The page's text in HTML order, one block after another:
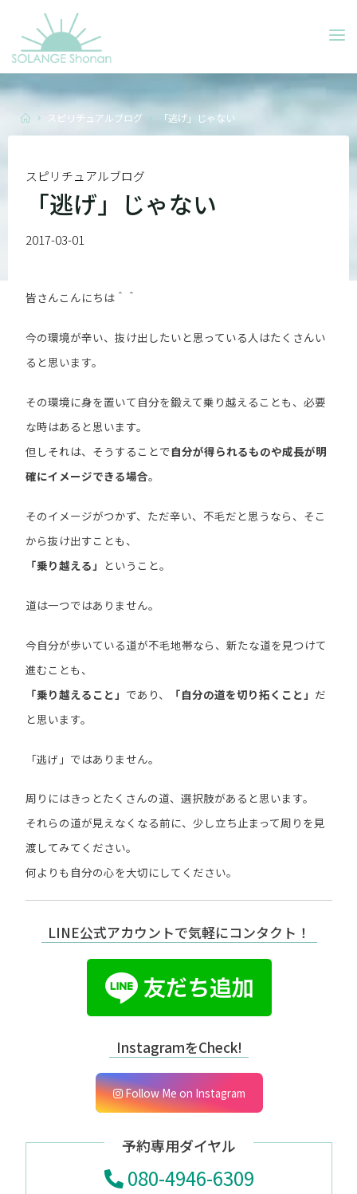
content
Homeスピリチュアルブログ 「逃げ」じゃない
スピリチュアルブログ
「逃げ」じゃない
2017-03-01
皆さんこんにちは＾＾
今の環境が辛い、抜け出したいと思っている人はたくさんい
ると思います。
その環境に身を置いて自分を鍛えて乗り越えることも、必要
な時はあると思います。
但しそれは、そうすることで自分が得られるものや成長が明
確にイメージできる場合。
そのイメージがつかず、ただ辛い、不毛だと思うなら、そこ
から抜け出すことも、
「乗り越える」 ということ。
道は一つではありません。
今自分が歩いている道が不毛地帯なら、新たな道を見つけて
進むことも、
「乗り越えること」 であり、 「自分の道を切り拓くこと」 だ
と思います。
「逃げ」ではありません。
周りにはきっとたくさんの道、選択肢があると思います。
それらの道が見えなくなる前に、少し立ち止まって周りを見
渡してみてください。
何よりも自分の心を大切にしてください。
LINE公式アカウントで気軽にコンタクト！
InstagramをCheck!
Follow Me on Instagram
予約専用ダイヤル
080-4946-6309